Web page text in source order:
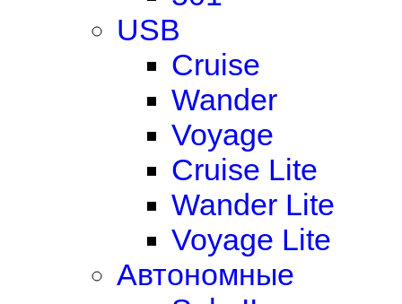
USB
Cruise
Wander
Voyage
Cruise Lite
Wander Lite
Voyage Lite
Автономные